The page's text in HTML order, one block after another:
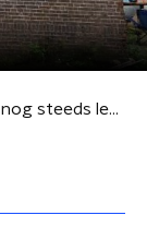
Na 10 jaar Anti-kraakwet is er nog steeds leegstand en zijn er nog altijd krakers